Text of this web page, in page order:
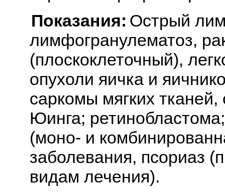
Показания: Острый
лимфогранулематоз,
(плоскоклеточный),
опухоли яичка и
саркомы мягких
Юинга;
(моно- и
заболевания, псориаз
видам лечения).